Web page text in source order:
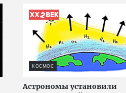
КОСМОС
Астрономы установили